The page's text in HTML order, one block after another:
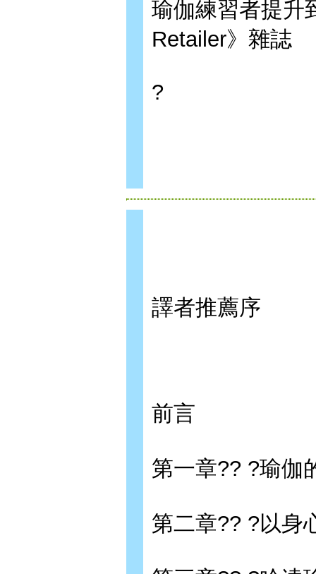
瑜伽練習者提
Retailer》雜誌
?
譯者推薦序
前言
第一章?? ?瑜伽
第二章?? ?以身